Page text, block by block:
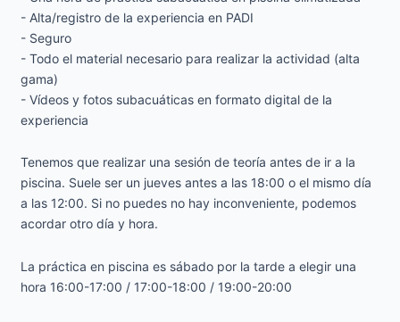
- Alta/registro de la experiencia en PADI
- Seguro
- Todo el material necesario para realizar la actividad (alta
gama)
- Vídeos y fotos subacuáticas en formato digital de la
experiencia
Tenemos que realizar una sesión de teoría antes de ir a la
piscina. Suele ser un jueves antes a las 18:00 o el mismo día
a las 12:00. Si no puedes no hay inconveniente, podemos
acordar otro día y hora.
La práctica en piscina es sábado por la tarde a elegir una
hora 16:00-17:00 / 17:00-18:00 / 19:00-20:00